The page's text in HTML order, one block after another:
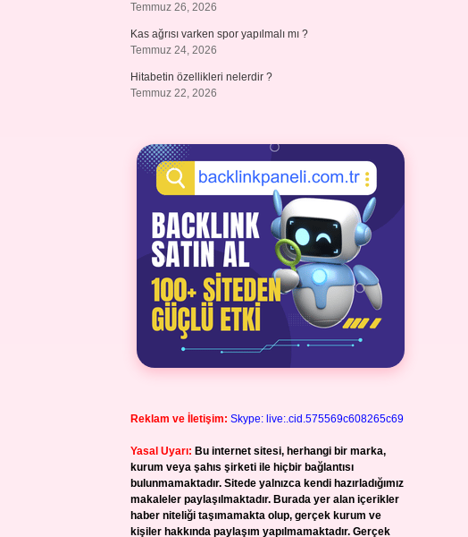
Temmuz 26, 2026
Kas ağrısı varken spor yapılmalı mı ?
Temmuz 24, 2026
Hitabetin özellikleri nelerdir ?
Temmuz 22, 2026
Reklam ve İletişim: Skype: live:.cid.575569c608265c69
Yasal Uyarı: Bu internet sitesi, herhangi bir marka,
kurum veya şahıs şirketi ile hiçbir bağlantısı
bulunmamaktadır. Sitede yalnızca kendi hazırladığımız
makaleler paylaşılmaktadır. Burada yer alan içerikler
haber niteliği taşımamakta olup, gerçek kurum ve
kişiler hakkında paylaşım yapılmamaktadır. Gerçek